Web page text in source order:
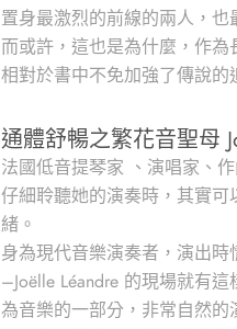
置身最激烈的前線的兩人，
而或許，這也是為什麼，作為
相對於書中不免加強了傳說的
通體舒暢之繁花音聖母
法國低音提琴家 、演唱家、
仔細聆聽她的演奏時，其實可
緒。
身為現代音樂演奏者，演出
–Joëlle Léandre 的現場就有
為音樂的一部分，非常自然的